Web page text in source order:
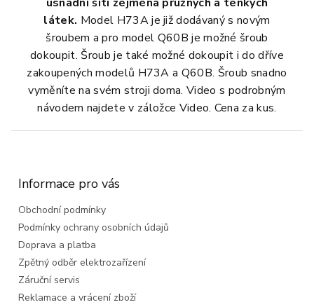
látek. Model H73A je již dodávaný s novým
šroubem a pro model Q60B je možné šroub
dokoupit. Šroub je také možné dokoupit i do dříve
zakoupených modelů H73A a Q60B. Šroub snadno
vyměníte na svém stroji doma. Video s podrobným
návodem najdete v záložce Video. Cena za kus.
Informace pro vás
Obchodní podmínky
Podmínky ochrany osobních údajů
Doprava a platba
Zpětný odběr elektrozařízení
Záruční servis
Reklamace a vrácení zboží